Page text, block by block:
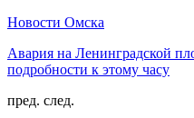
Новости Омска
Авария на Ленинградской
подробности к этому часу
пред. след.